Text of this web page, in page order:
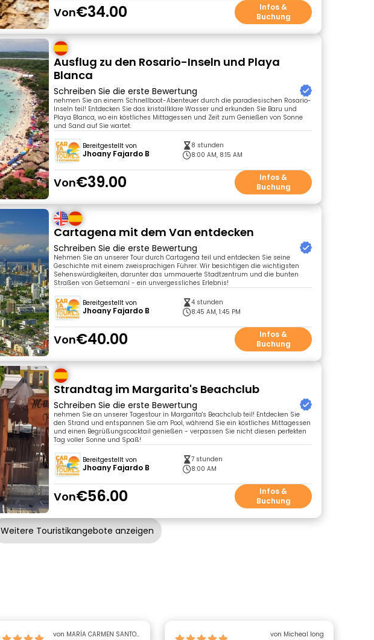
Von€34.00
Infos &
Buchung
Ausflug zu den Rosario-Inseln und Playa
Blanca
Schreiben Sie die erste Bewertung
nehmen Sie an einem Schnellboot-Abenteuer durch die paradiesischen Rosario-
Inseln teil! Entdecken Sie das kristallklare Wasser und erkunden Sie Baru und
Playa Blanca, wo ein köstliches Mittagessen und Zeit zum Genießen von Sonne
und Sand auf Sie wartet.
Bereitgestellt von
Jhoany Fajardo B
8 stunden
8:00 AM, 8:15 AM
Von€39.00
Infos &
Buchung
Cartagena mit dem Van entdecken
Schreiben Sie die erste Bewertung
Nehmen Sie an unserer Tour durch Cartagena teil und entdecken Sie seine
Geschichte mit einem zweisprachigen Führer. Wir besichtigen die wichtigsten
Sehenswürdigkeiten, darunter das ummauerte Stadtzentrum und die bunten
Straßen von Getsemaní - ein unvergessliches Erlebnis!
Bereitgestellt von
Jhoany Fajardo B
4 stunden
8:45 AM, 1:45 PM
Von€40.00
Infos &
Buchung
Strandtag im Margarita's Beachclub
Schreiben Sie die erste Bewertung
nehmen Sie an unserer Tagestour in Margarita's Beachclub teil! Entdecken Sie
den Strand und entspannen Sie am Pool, während Sie ein köstliches Mittagessen
und einen Begrüßungscocktail genießen - verpassen Sie nicht diesen perfekten
Tag voller Sonne und Spaß!
Bereitgestellt von
Jhoany Fajardo B
7 stunden
8:00 AM
Von€56.00
Infos &
Buchung
Weitere Touristikangebote anzeigen
von MARÍA CARMEN SANTOS
von Micheal long